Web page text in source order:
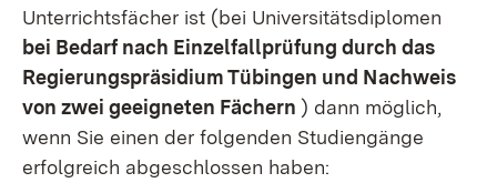
Unterrichtsfächer ist (bei Universitätsdiplomen
bei Bedarf nach Einzelfallprüfung durch das
Regierungspräsidium Tübingen und Nachweis
von zwei geeigneten Fächern ) dann möglich,
wenn Sie einen der folgenden Studiengänge
erfolgreich abgeschlossen haben: